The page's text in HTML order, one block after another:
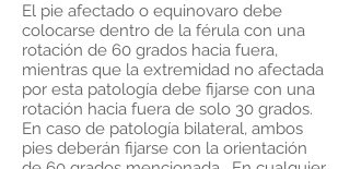
El pie afectado o equinovaro debe
colocarse dentro de la férula con una
rotación de 60 grados hacia fuera,
mientras que la extremidad no afectada
por esta patología debe fijarse con una
rotación hacia fuera de solo 30 grados.
En caso de patología bilateral, ambos
pies deberán fijarse con la orientación